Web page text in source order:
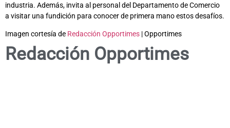
industria. Además, invita al personal del Departamento de Comercio
a visitar una fundición para conocer de primera mano estos desafíos.
Imagen cortesía de Redacción Opportimes | Opportimes
Redacción Opportimes